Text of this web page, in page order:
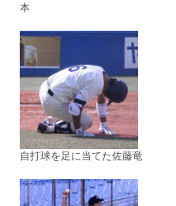
本
自打球を足に当てた佐藤竜